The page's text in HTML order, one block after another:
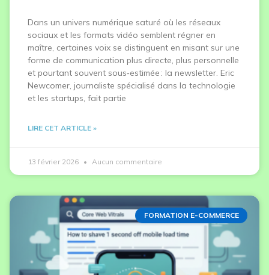
Dans un univers numérique saturé où les réseaux
sociaux et les formats vidéo semblent régner en
maître, certaines voix se distinguent en misant sur une
forme de communication plus directe, plus personnelle
et pourtant souvent sous‑estimée : la newsletter. Eric
Newcomer, journaliste spécialisé dans la technologie
et les startups, fait partie
LIRE CET ARTICLE »
13 février 2026 Aucun commentaire
FORMATION E-COMMERCE